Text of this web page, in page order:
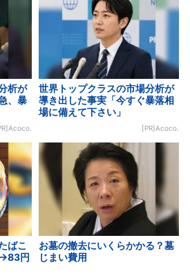
析が
、暴
世界トップクラスの市場分析が
導き出した事実「今すぐ暴落相
場に備えて下さい」
[PR]Acoco.
ばこ
円
お墓の撤去にいくらかかる？墓
じまい費用